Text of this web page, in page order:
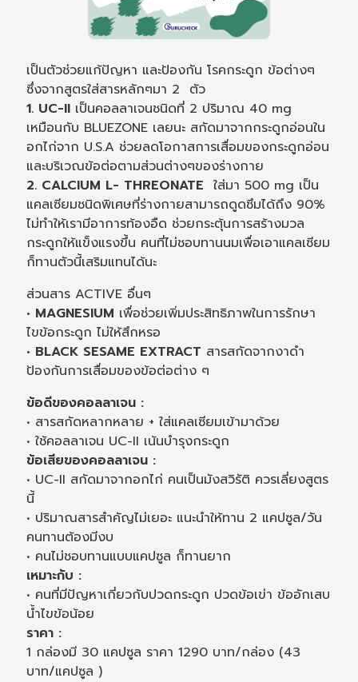
เป็นตัวช่วยแก้ปัญหา และป้องกัน โรคกระดูก ข้อต่างๆ
ซึ่งจากสูตรใส่สารหลักๆมา 2 ตัว
1. UC-II เป็นคอลลาเจนชนิดที่ 2 ปริมาณ 40 mg
เหมือนกับ BLUEZONE เลยนะ สกัดมาจากกระดูกอ่อนใน
อกไก่จาก U.S.A ช่วยลดโอกาสการเสื่อมของกระดูกอ่อน
และบริเวณข้อต่อตามส่วนต่างๆของร่างกาย
2. CALCIUM L- THREONATE ใส่มา 500 mg เป็น
แคลเซียมชนิดพิเศษที่ร่างกายสามารถดูดซึมได้ถึง 90%
ไม่ทำให้เรามีอาการท้องอืด ช่วยกระตุ้นการสร้างมวล
กระดูกให้แข็งแรงขึ้น คนที่ไม่ชอบทานนมเพื่อเอาแคลเซียม
ก็ทานตัวนี้เสริมแทนได้นะ
ส่วนสาร ACTIVE อื่นๆ
• MAGNESIUM เพื่อช่วยเพิ่มประสิทธิภาพในการรักษา
ไขข้อกระดูก ไม่ให้สึกหรอ
• BLACK SESAME EXTRACT สารสกัดจากงาดำ
ป้องกันการเสื่อมของข้อต่อต่าง ๆ
ข้อดีของคอลลาเจน :
• สารสกัดหลากหลาย + ใส่แคลเซียมเข้ามาด้วย
• ใช้คอลลาเจน UC-II เน้นบำรุงกระดูก
ข้อเสียของคอลลาเจน :
• UC-II สกัดมาจากอกไก่ คนเป็นมังสวิรัติ ควรเลี่ยงสูตร
นี้
• ปริมาณสารสำคัญไม่เยอะ แนะนำให้ทาน 2 แคปซูล/วัน
คนทานต้องมีงบ
• คนไม่ชอบทานแบบแคปซูล ก็ทานยาก
เหมาะกับ :
• คนที่มีปัญหาเกี่ยวกับปวดกระดูก ปวดข้อเข่า ข้ออักเสบ
น้ำไขข้อน้อย
ราคา :
1 กล่องมี 30 แคปซูล ราคา 1290 บาท/กล่อง (43
บาท/แคปซูล )